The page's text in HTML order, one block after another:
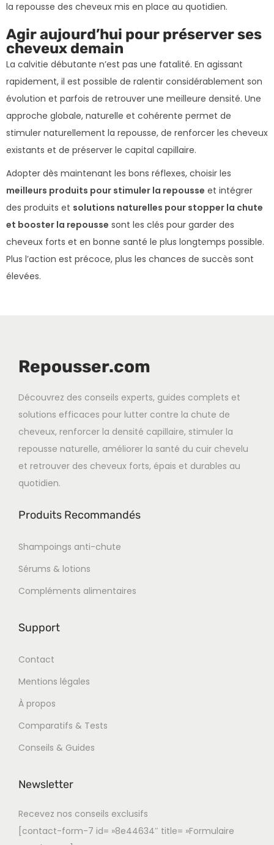
la repousse des cheveux mis en place au quotidien.
Agir aujourd’hui pour préserver ses
cheveux demain
La calvitie débutante n’est pas une fatalité. En agissant
rapidement, il est possible de ralentir considérablement son
évolution et parfois de retrouver une meilleure densité. Une
approche globale, naturelle et cohérente permet de
stimuler naturellement la repousse, de renforcer les cheveux
existants et de préserver le capital capillaire.
Adopter dès maintenant les bons réflexes, choisir les
meilleurs produits pour stimuler la repousse et intégrer
des produits et solutions naturelles pour stopper la chute
et booster la repousse sont les clés pour garder des
cheveux forts et en bonne santé le plus longtemps possible.
Plus l’action est précoce, plus les chances de succès sont
élevées.
Repousser.com
Découvrez des conseils experts, guides complets et
solutions efficaces pour lutter contre la chute de
cheveux, renforcer la densité capillaire, stimuler la
repousse naturelle, améliorer la santé du cuir chevelu
et retrouver des cheveux forts, épais et durables au
quotidien.
Produits Recommandés
Shampoings anti-chute
Sérums & lotions
Compléments alimentaires
Support
Contact
Mentions légales
À propos
Comparatifs & Tests
Conseils & Guides
Newsletter
Recevez nos conseils exclusifs
[contact-form-7 id= »8e44634″ title= »Formulaire